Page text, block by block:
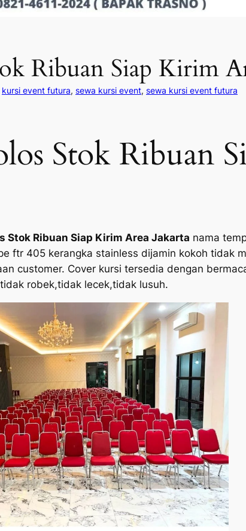
Ribuan Siap Kirim
kursi event futura, sewa kursi event, sewa kursi event futura
Stok Ribuan
Stok Ribuan Siap Kirim Area Jakarta nama
ftr 405 kerangka stainless dijamin kokoh tidak
customer. Cover kursi tersedia dengan
robek,tidak lecek,tidak lusuh.